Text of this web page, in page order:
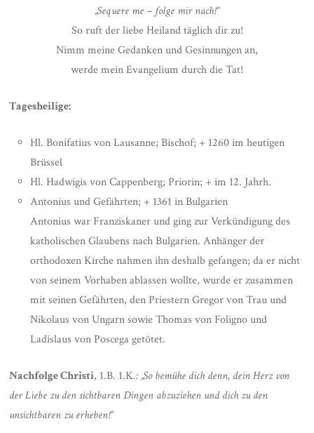
„Sequere me – folge mir nach!“
So ruft der liebe Heiland täglich dir zu!
Nimm meine Gedanken und Gesinnungen an,
werde mein Evangelium durch die Tat!
Tagesheilige:
Hl. Bonifatius von Lausanne; Bischof; + 1260 im heutigen
Brüssel
Hl. Hadwigis von Cappenberg; Priorin; + im 12. Jahrh.
Antonius und Gefährten; + 1361 in Bulgarien
Antonius war Franziskaner und ging zur Verkündigung des
katholischen Glaubens nach Bulgarien. Anhänger der
orthodoxen Kirche nahmen ihn deshalb gefangen; da er nicht
von seinem Vorhaben ablassen wollte, wurde er zusammen
mit seinen Gefährten, den Priestern Gregor von Trau und
Nikolaus von Ungarn sowie Thomas von Foligno und
Ladislaus von Poscega getötet.
Nachfolge Christi, 1.B. 1.K.: „So bemühe dich denn, dein Herz von
der Liebe zu den sichtbaren Dingen abzuziehen und dich zu den
unsichtbaren zu erheben!“